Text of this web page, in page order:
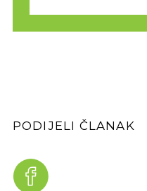
PODIJELI ČLANAK